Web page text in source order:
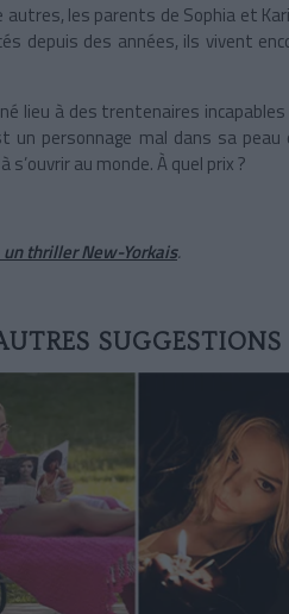
autres, les parents de Sophia et
depuis des années, ils vivent
lieu à des trentenaires
un personnage mal dans sa peau
s’ouvrir au monde. À quel prix ?
un thriller New-Yorkais.
SUGGESTIONS